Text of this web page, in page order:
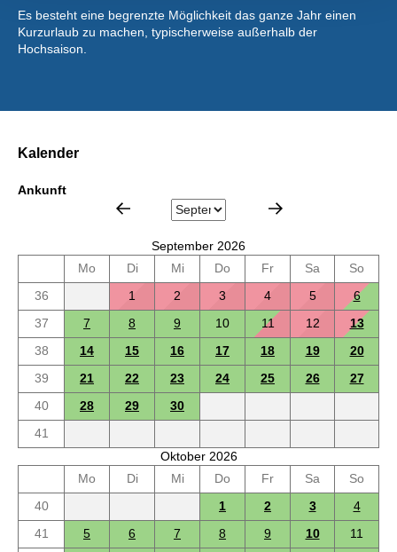
Es besteht eine begrenzte Möglichkeit das ganze Jahr einen
Kurzurlaub zu machen, typischerweise außerhalb der
Hochsaison.
Kalender
Ankunft
September 2026
Mo
Di Mi Do Fr Sa
So
36
1 2 3 4 5
6
37
7 8 9 10 11 12
13
38
14 15 16 17 18 19
20
39
21 22 23 24 25 26
27
40
28 29
30
41
Oktober 2026
Mo
Di Mi Do Fr Sa
So
40
1 2 3
4
41
5 6 7 8 9 10
11